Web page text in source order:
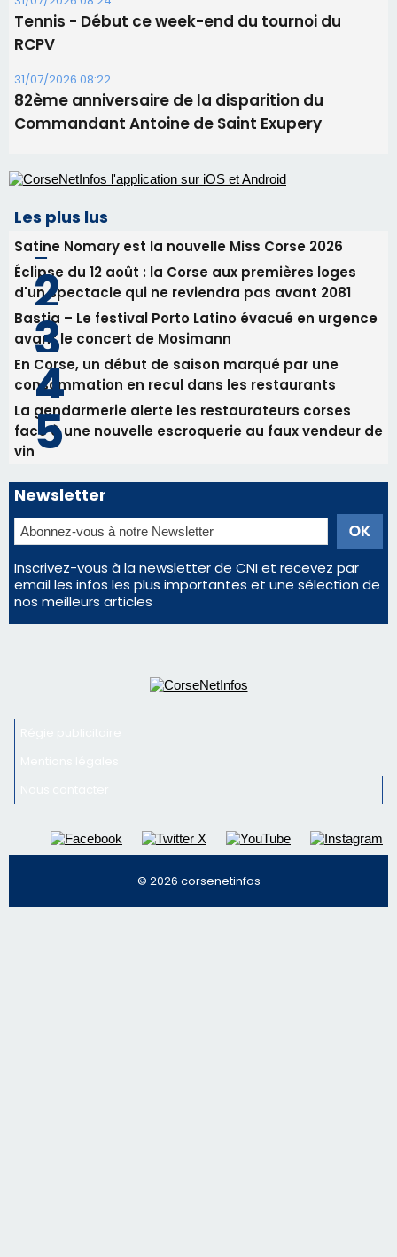
Les plus lus
Satine Nomary est la nouvelle Miss Corse 2026
Éclipse du 12 août : la Corse aux premières loges
d'un spectacle qui ne reviendra pas avant 2081
avant le concert de Mosimann
consommation en recul dans les restaurants
La gendarmerie alerte les restaurateurs corses
face à une nouvelle escroquerie au faux vendeur de
vin
Newsletter
Inscrivez-vous à la newsletter de CNI et recevez par
email les infos les plus importantes et une sélection de
nos meilleurs articles
Régie publicitaire
Mentions légales
Nous contacter